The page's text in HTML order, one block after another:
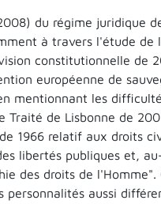
du régime juridique
à travers l'étude de
constitutionnelle de
européenne de
mentionnant les
de Lisbonne de
1966 relatif aux droits
libertés publiques et,
des droits de
aussi